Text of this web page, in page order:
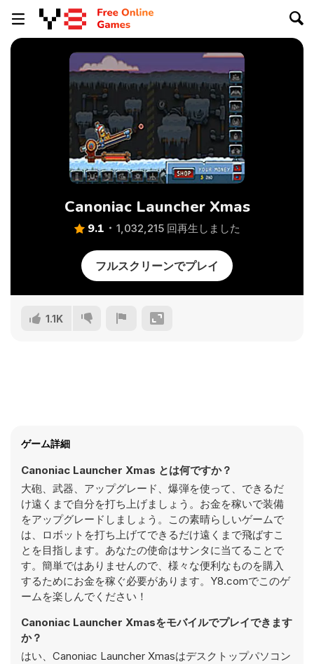
Canoniac Launcher Xmas
9.1 1,032,215 回再生しました
フルスクリーンでプレイ
1.1K
ゲーム詳細
Canoniac Launcher Xmas とは何ですか？
大砲、武器、アップグレード、爆弾を使って、できるだ
け遠くまで自分を打ち上げましょう。お金を稼いで装備
をアップグレードしましょう。この素晴らしいゲームで
は、ロボットを打ち上げてできるだけ遠くまで飛ばすこ
とを目指します。あなたの使命はサンタに当てることで
す。簡単ではありませんので、様々な便利なものを購入
するためにお金を稼ぐ必要があります。Y8.comでこのゲ
ームを楽しんでください！
Canoniac Launcher Xmasをモバイルでプレイできます
か？
はい、Canoniac Launcher Xmasはデスクトップパソコン